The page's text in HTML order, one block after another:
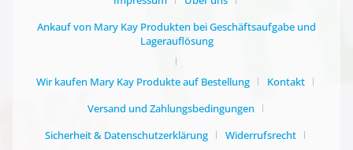
Ankauf von Mary Kay Produkten bei Geschäftsaufgabe und
Lagerauflösung
Wir kaufen Mary Kay Produkte auf Bestellung
Kontakt
Versand und Zahlungsbedingungen
Sicherheit & Datenschutzerklärung
Widerrufsrecht